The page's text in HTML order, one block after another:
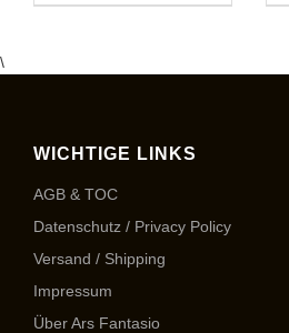
\
WICHTIGE LINKS
AGB & TOC
Datenschutz / Privacy Policy
Versand / Shipping
Impressum
Über Ars Fantasio